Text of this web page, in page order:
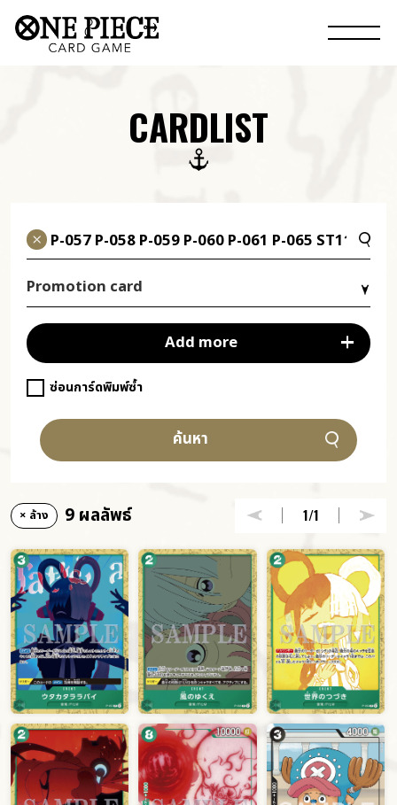
CARDLIST
Promotion card
Add more
ซ่อนการ์ดพิมพ์ซ้ำ
ค้นหา
× ล้าง 9 ผลลัพธ์ 1/1